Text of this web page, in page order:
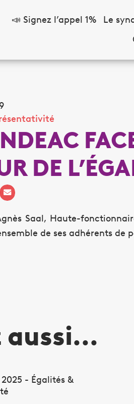
📣 Signez l’appel 1% Le
DE
Saal, Haute-
de ses adhérents de
aussi...
- Égalités &